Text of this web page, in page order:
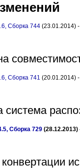
Сборка 744 (23.01.2014) -
Сборка 741 (20.01.2014) -
система
Сборка 729 (28.12.2013)